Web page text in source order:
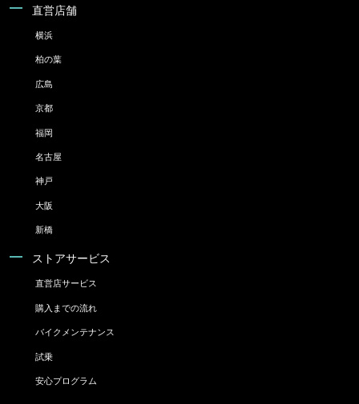
直営店舗
横浜
柏の葉
広島
京都
福岡
名古屋
神戸
大阪
新橋
ストアサービス
直営店サービス
購入までの流れ
バイクメンテナンス
試乗
安心プログラム